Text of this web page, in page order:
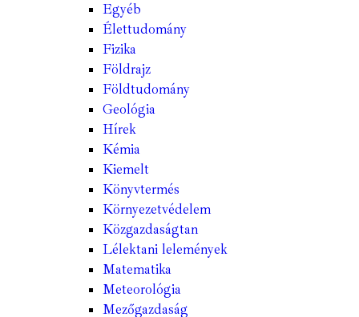
Egyéb
Élettudomány
Fizika
Földrajz
Földtudomány
Geológia
Hírek
Kémia
Kiemelt
Könyvtermés
Környezetvédelem
Közgazdaságtan
Lélektani lelemények
Matematika
Meteorológia
Mezőgazdaság